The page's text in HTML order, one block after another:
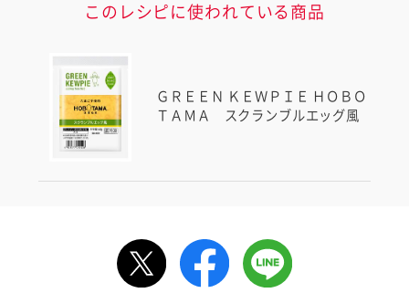
このレシピに使われている商品
ＧＲＥＥＮ ＫＥＷＰＩＥ ＨＯＢＯ
ＴＡＭＡ スクランブルエッグ風